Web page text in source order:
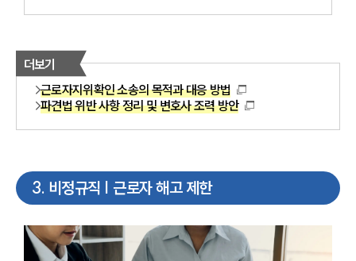
더보기
근로자지위확인 소송의 목적과 대응 방법
파견법 위반 사항 정리 및 변호사 조력 방안
3. 비정규직 | 근로자 해고 제한